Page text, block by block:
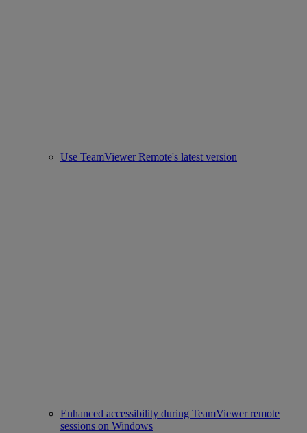
Use TeamViewer Remote's latest version
Enhanced accessibility during TeamViewer remote
sessions on Windows